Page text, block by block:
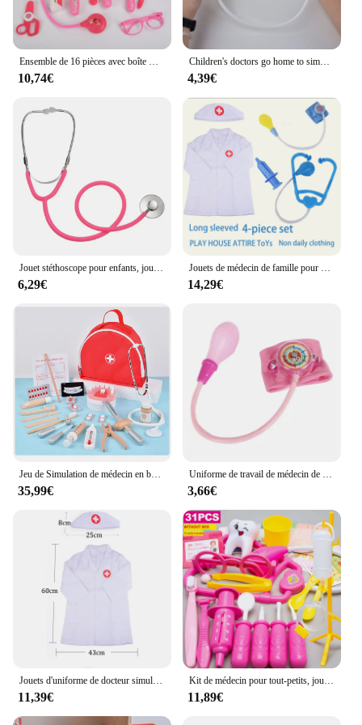
10,74€
Children's doctors go home to simulate sphygmomanometer toys
4,39€
6,29€ 14,29€
35,99€ 3,66€
11,39€ 11,89€